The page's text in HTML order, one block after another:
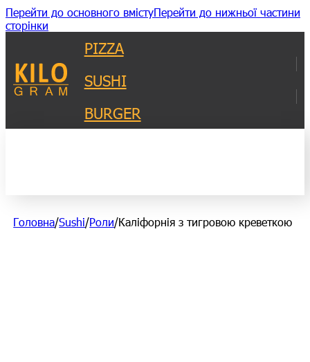
Перейти до основного вмістуПерейти до нижньої частини
сторінки
PIZZA
SUSHI
BURGER
Головна/Sushi/Роли/Каліфорнія з тигровою креветкою